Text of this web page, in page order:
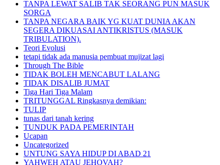
TANPA LEWAT SALIB TAK SEORANG PUN MASUK
SORGA
TANPA NEGARA BAIK YG KUAT DUNIA AKAN
SEGERA DIKUASAI ANTIKRISTUS (MASUK
TRIBULATION).
Teori Evolusi
tetapi tidak ada manusia pembuat mujizat lagi
Through The Bible
TIDAK BOLEH MENCABUT LALANG
TIDAK DISALIB JUMAT
Tiga Hari Tiga Malam
TRITUNGGAL Ringkasnya demikian:
TULIP
tunas dari tanah kering
TUNDUK PADA PEMERINTAH
Ucapan
Uncategorized
UNTUNG SAYA HIDUP DI ABAD 21
YAHWEH ATAU JEHOVAH?